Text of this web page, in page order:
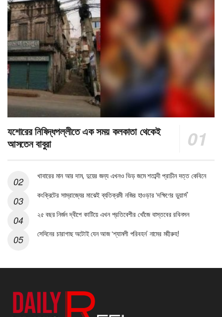
যশোরের নিষিদ্ধপল্লীতে এক সময় কলকাতা থেকেই
আসতেন বাবুরা
খাবারের মান আর দাম, দুয়ের জন্য এখনও ভিড় জমে শতাব্দী প্রাচীন দত্ত কেবিনে
কংক্রিটের সাম্রাজ্যের মাঝেই ব্যতিক্রমী নজির হাওড়ার ‘দক্ষিণের ডুয়ার্স’
২৫ বছর নির্জন দ্বীপে কাটিয়ে এখন প্রতিবেশীর খোঁজে বাস্তবের রবিনসন
সেদিনের চারাগাছ অটোই যেন আজ ‘শ্যামলী পরিবহন’ নামের মহীরুহ!